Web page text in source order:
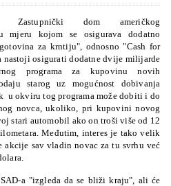
Zastupnički dom američkog
mjeru kojom se osigurava dodatno
za krntiju", odnosno "Cash for
nastoji osigurati dodatne dvije milijarde
programa za kupovinu novih
starog uz mogućnost dobivanja
u okviru tog programa može dobiti i do
novca, ukoliko, pri kupovini novog
stari automobil ako on troši više od 12
Međutim, interes je tako velik
akcije sav vladin novac za tu svrhu već
a "izgleda da se bliži kraju", ali će